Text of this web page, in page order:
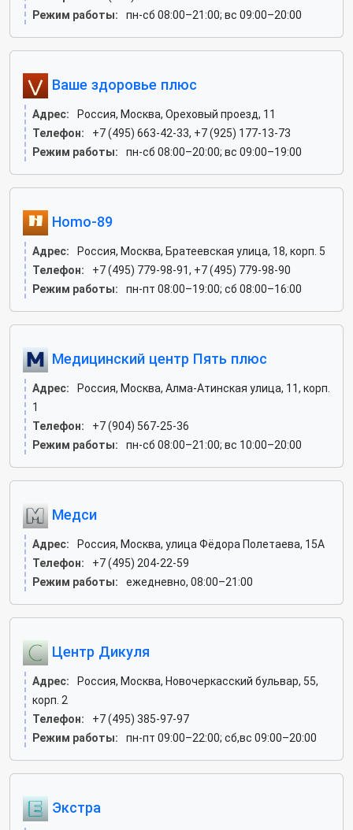
Режим работы:
пн-сб 08:00–21:00; вс 09:00–20:00
Ваше здоровье плюс
Адрес:
Россия, Москва, Ореховый проезд, 11
Телефон:
+7 (495) 663-42-33, +7 (925) 177-13-73
Режим работы:
пн-сб 08:00–20:00; вс 09:00–19:00
Homo-89
Адрес:
Россия, Москва, Братеевская улица, 18, корп. 5
Телефон:
+7 (495) 779-98-91, +7 (495) 779-98-90
Режим работы:
пн-пт 08:00–19:00; сб 08:00–16:00
Медицинский центр Пять плюс
Адрес:
Россия, Москва, Алма-Атинская улица, 11, корп.
1
Телефон:
+7 (904) 567-25-36
Режим работы:
пн-сб 08:00–21:00; вс 10:00–20:00
Медси
Адрес:
Россия, Москва, улица Фёдора Полетаева, 15А
Телефон:
+7 (495) 204-22-59
Режим работы:
ежедневно, 08:00–21:00
Центр Дикуля
Адрес:
Россия, Москва, Новочеркасский бульвар, 55,
корп. 2
Телефон:
+7 (495) 385-97-97
Режим работы:
пн-пт 09:00–22:00; сб,вс 09:00–20:00
Экстра